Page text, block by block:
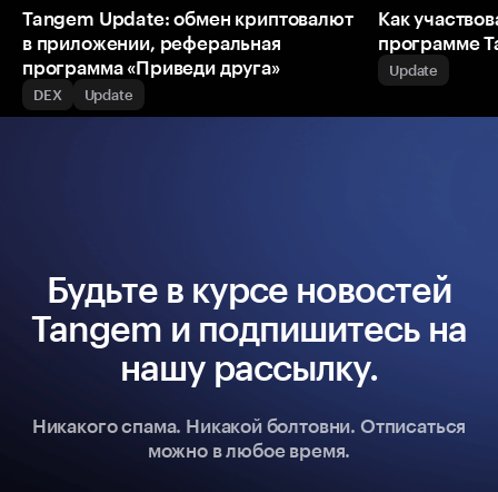
Tangem Update: обмен криптовалют
в приложении, реферальная
программа «Приведи друга»
DEX Update
Как
программе
Update
Будьте в курсе новостей
Tangem и подпишитесь на
нашу рассылку.
Никакого спама. Никакой болтовни. Отписаться
можно в любое время.